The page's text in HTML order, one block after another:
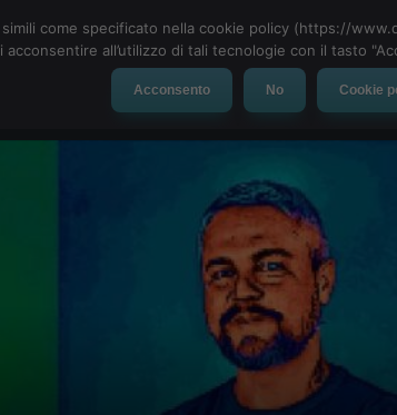
Social Network App Automotive
come specificato nella cookie policy (https://
acconsentire all’utilizzo di tali tecnologie con il tasto
Acconsento No Cookie